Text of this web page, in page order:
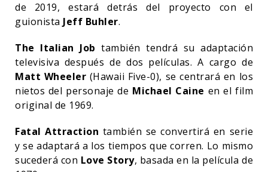
de 2019, estará detrás del proyecto con el
guionista Jeff Buhler.
The Italian Job también tendrá su adaptación
televisiva después de dos películas. A cargo de
Matt Wheeler (Hawaii Five-0), se centrará en los
nietos del personaje de Michael Caine en el film
original de 1969.
Fatal Attraction también se convertirá en serie
y se adaptará a los tiempos que corren. Lo mismo
sucederá con Love Story, basada en la película de